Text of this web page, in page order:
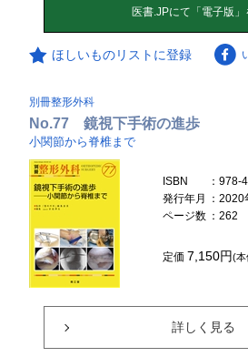
ほしいものリストに登録
別冊整形外科
No.77 鏡視下手術の進歩
小関節から脊椎まで
ISBN
：978-
発行年月
：2020
ページ数 ：262
定価 7,150円(本
詳しく見る